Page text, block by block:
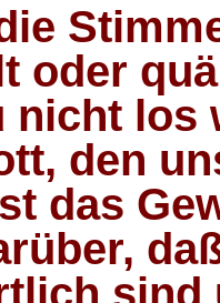
oder
nicht los
den
das
sind